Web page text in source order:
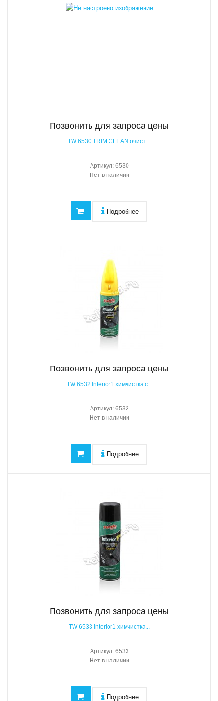
Позвонить для запроса цены
TW 6530 TRIM CLEAN очист....
Артикул:6530
Нет в наличии
Подробнее
Позвонить для запроса цены
TW 6532 Interior1 химчистка с...
Артикул:6532
Нет в наличии
Подробнее
Позвонить для запроса цены
TW 6533 Interior1 химчистка...
Артикул:6533
Нет в наличии
Подробнее